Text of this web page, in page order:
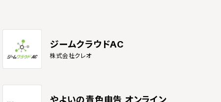
ジームクラウドAC
株式会社クレオ